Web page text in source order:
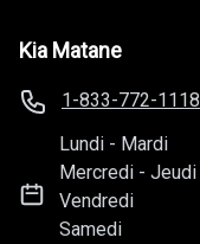
Kia Matane
1-833-772-1118
Lundi - Mardi
Mercredi -Jeudi
Vendredi
Samedi